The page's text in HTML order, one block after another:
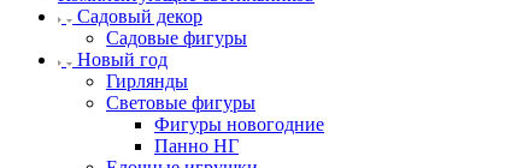
Садовый декор
Садовые фигуры
Новый год
Гирлянды
Световые фигуры
Фигуры новогодние
Панно НГ